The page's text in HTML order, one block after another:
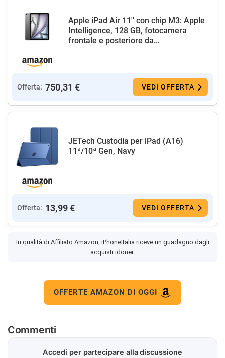
Apple iPad Air 11'' con chip M3: Apple
Intelligence, 128 GB, fotocamera
frontale e posteriore da...
Offerta: 750,31 € VEDI OFFERTA
JETech Custodia per iPad (A16)
11ª/10ª Gen, Navy
Offerta: 13,99 € VEDI OFFERTA
In qualità di Affiliato Amazon, iPhoneItalia riceve un guadagno dagli
acquisti idonei.
OFFERTE AMAZON DI OGGI
Commenti
Accedi per partecipare alla discussione